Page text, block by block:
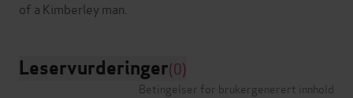
Leservurderinger(0)
Betingelser for brukergenerert innhold